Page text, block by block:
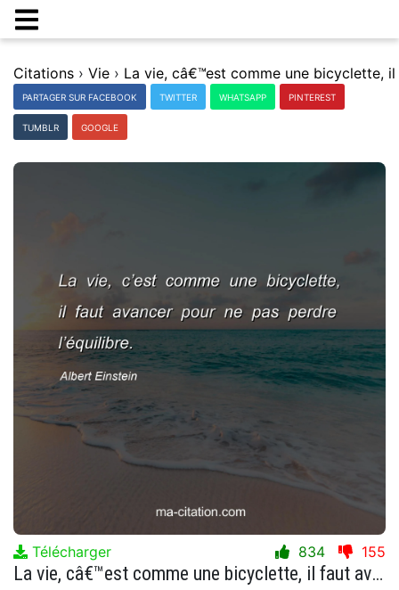
Citations › Vie ›
PARTAGER SUR FACEBOOK TWITTER WHATSAPP PINTEREST
TUMBLR GOOGLE
Télécharger 834 155
La vie, câ€™est comme une bicyclette, il faut avancer pour ne pas perdre lâ€™Ã©quilibre.